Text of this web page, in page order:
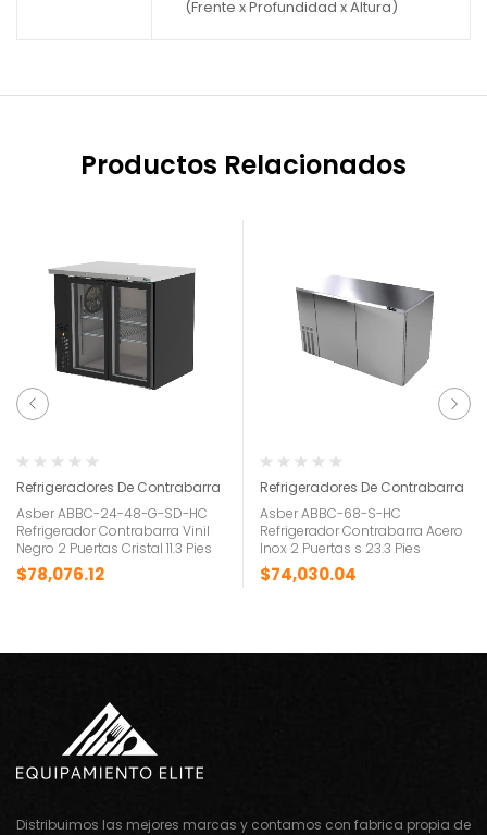
(Frente x Profundidad x Altura)
Productos Relacionados
Refrigeradores De Contrabarra
Asber ABBC-24-48-G-SD-HC
Refrigerador Contrabarra Vinil
Negro 2 Puertas Cristal 11.3 Pies
$78,076.12
Refrigeradores De Contrabarra
Asber ABBC-68-S-HC
Refrigerador Contrabarra Acero
Inox 2 Puertas s 23.3 Pies
$74,030.04
Distribuimos las mejores marcas y contamos con fabrica propia de